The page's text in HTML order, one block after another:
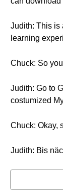
Judith: This is
learning
Chuck: So
Judith: Go to
costumized
Chuck: Okay,
Judith: Bis